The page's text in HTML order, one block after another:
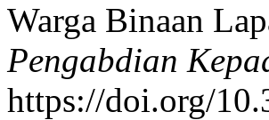
Warga Binaan
Pengabdian
https://doi.org/